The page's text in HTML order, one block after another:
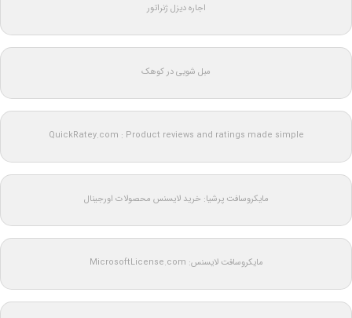
اجاره دیزل ژنراتور
مبل شویی در کوهک
QuickRatey.com : Product reviews and ratings made simple
مایکروسافت پرشیا: خرید لایسنس محصولات اورجینال
مایکروسافت لایسنس: MicrosoftLicense.com